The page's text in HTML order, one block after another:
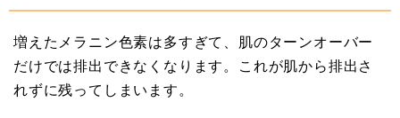
増えたメラニン色素は多すぎて、肌のターンオーバー
だけでは排出できなくなります。これが肌から排出さ
れずに残ってしまいます。